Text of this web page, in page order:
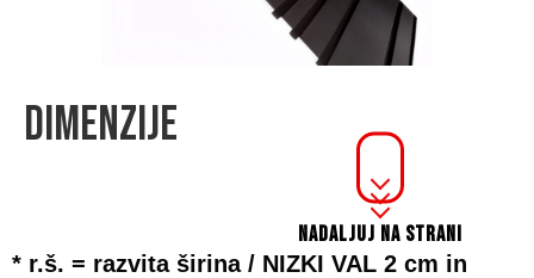
DIMENZIJE
NADALJUJ NA STRANI
* r.š. = razvita širina / NIZKI VAL 2 cm in